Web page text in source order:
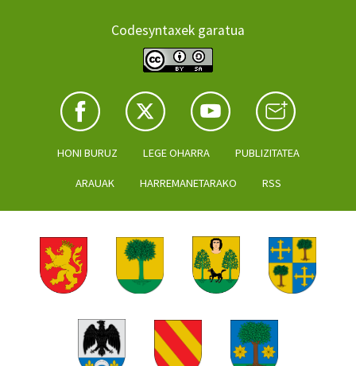
Codesyntaxek garatua
HONI BURUZ LEGE OHARRA PUBLIZITATEA
ARAUAK HARREMANETARAKO RSS